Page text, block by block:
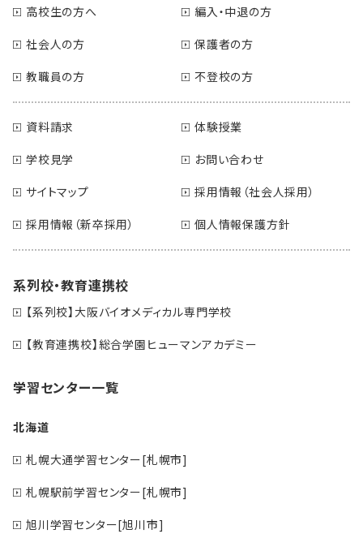
高校生の方へ
編入・中退の方
社会人の方
保護者の方
教職員の方
不登校の方
資料請求
体験授業
学校見学
お問い合わせ
サイトマップ
採用情報（社会人採用）
採用情報（新卒採用）
個人情報保護方針
系列校・教育連携校
【系列校】大阪バイオメディカル専門学校
【教育連携校】総合学園ヒューマンアカデミー
学習センター一覧
北海道
札幌大通学習センター[札幌市]
札幌駅前学習センター[札幌市]
旭川学習センター[旭川市]